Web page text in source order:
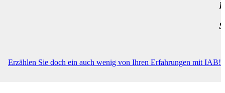
Erzählen Sie doch ein auch wenig von Ihren Erfahrungen mit IAB!